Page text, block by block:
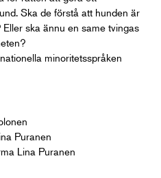
Ska de förstå att hunden är
ska ännu en same tvingas
minoritetsspråken
Puranen
Lina Puranen